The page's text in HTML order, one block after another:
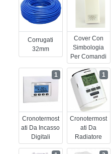
Corrugati
32mm
Cover Con
Simbologia
Per Comandi
Cronotermost
Ati Da Incasso
Digitali
1
Cronotermost
Ati Da
Radiatore
1